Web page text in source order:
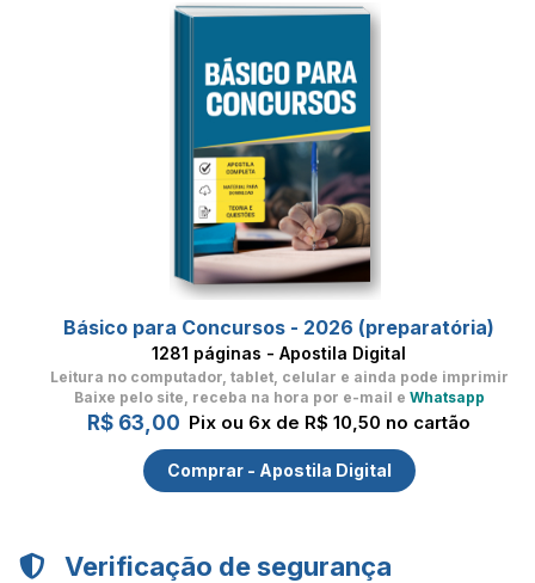
Básico para Concursos - 2026 (preparatória)
1281 páginas - Apostila Digital
Leitura no computador, tablet, celular e ainda pode imprimir
Baixe pelo site, receba na hora por e-mail e Whatsapp
R$ 63,00 Pix ou 6x de R$ 10,50 no cartão
Comprar - Apostila Digital
Verificação de segurança